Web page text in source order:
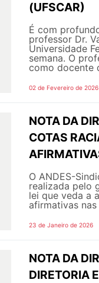
(UFSCAR)
É com
professor Dr.
Universidade
semana. O
como docente
02 de Fevereiro de 2026
NOTA DA
COTAS
O ANDES-
realizada pelo
lei que veda a
afirmativas
23 de Janeiro de 2026
NOTA DA
DIRETORIA